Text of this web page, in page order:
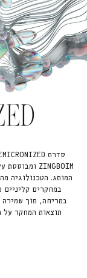
ZINGBOIM ומבוססת על טכנולוגיית המזעור המולקולרי הבלעדית
המותג. הטכנולוגיה
במחקרים קליניים
במריחה, תוך שמירה
תוצאות המחקר על